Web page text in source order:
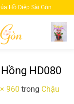
Hồ Diệp Sài Gòn
HD080
960 trong Chậu